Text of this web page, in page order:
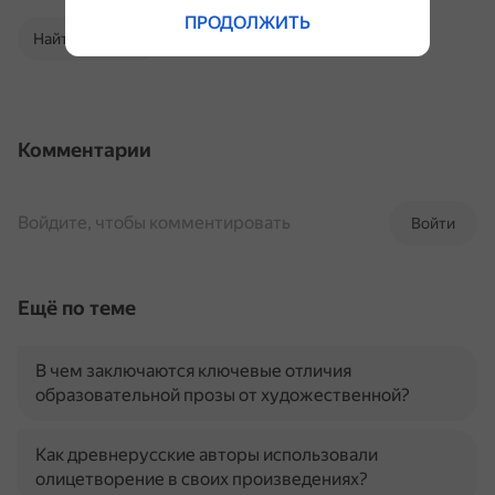
Найти в Поиске
Комментарии
Войти
Войдите, чтобы комментировать
Ещё по теме
В чем заключаются ключевые отличия
образовательной прозы от художественной?
Как древнерусские авторы использовали
олицетворение в своих произведениях?
ПРОДОЛЖИТЬ